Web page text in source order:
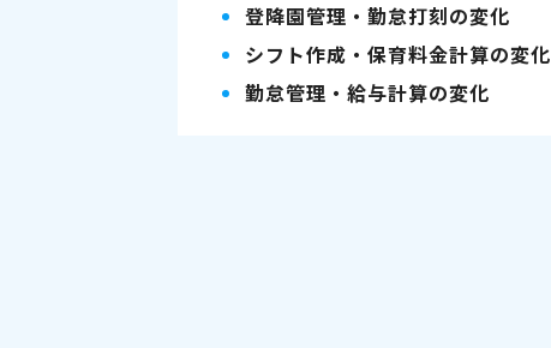
登降園管理・勤怠打刻の変化
シフト作成・保育料金計算の変化
勤怠管理・給与計算の変化